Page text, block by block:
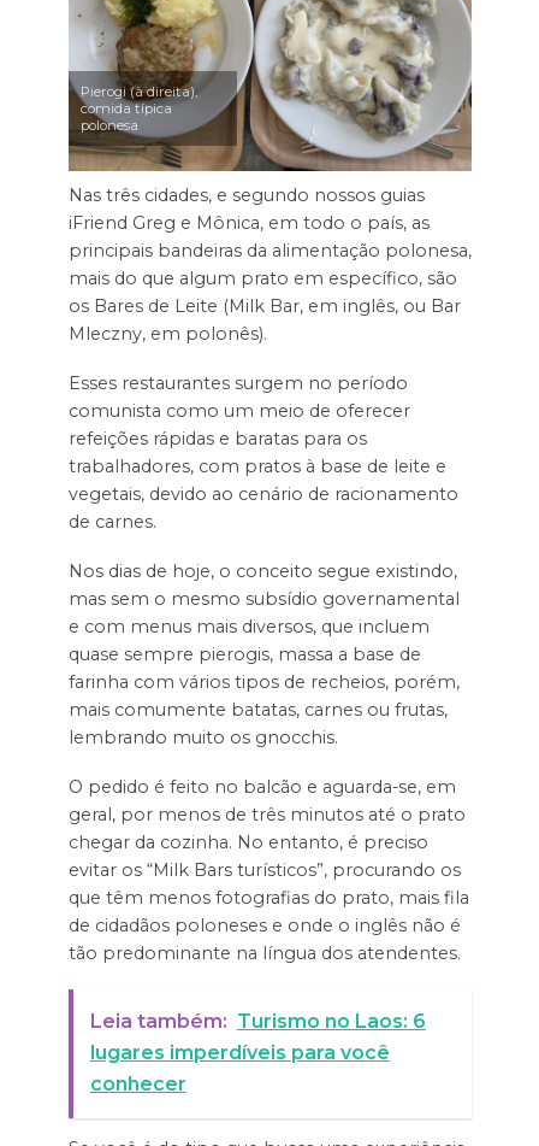
Pierogi (à direita),
comida típica
polonesa
Nas três cidades, e segundo nossos guias
iFriend Greg e Mônica, em todo o país, as
principais bandeiras da alimentação polonesa,
mais do que algum prato em específico, são
os Bares de Leite (Milk Bar, em inglês, ou Bar
Mleczny, em polonês).
Esses restaurantes surgem no período
comunista como um meio de oferecer
refeições rápidas e baratas para os
trabalhadores, com pratos à base de leite e
vegetais, devido ao cenário de racionamento
de carnes.
Nos dias de hoje, o conceito segue existindo,
mas sem o mesmo subsídio governamental
e com menus mais diversos, que incluem
quase sempre pierogis, massa a base de
farinha com vários tipos de recheios, porém,
mais comumente batatas, carnes ou frutas,
lembrando muito os gnocchis.
O pedido é feito no balcão e aguarda-se, em
geral, por menos de três minutos até o prato
chegar da cozinha. No entanto, é preciso
evitar os “Milk Bars turísticos”, procurando os
que têm menos fotografias do prato, mais fila
de cidadãos poloneses e onde o inglês não é
tão predominante na língua dos atendentes.
Leia também: Turismo no Laos: 6
lugares imperdíveis para você
conhecer